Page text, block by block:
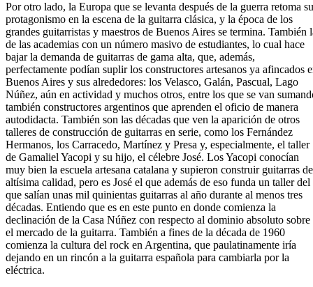
Por otro lado, la Europa que se levanta después de la guerra retoma su
protagonismo en la escena de la guitarra clásica, y la época de los
grandes guitarristas y maestros de Buenos Aires se termina. También
de las academias con un número masivo de estudiantes, lo cual hace
bajar la demanda de guitarras de gama alta, que, además,
perfectamente podían suplir los constructores artesanos ya afincados
Buenos Aires y sus alrededores: los Velasco, Galán, Pascual, Lago
Núñez, aún en actividad y muchos otros, entre los que se van
también constructores argentinos que aprenden el oficio de manera
autodidacta. También son las décadas que ven la aparición de otros
talleres de construcción de guitarras en serie, como los Fernández
Hermanos, los Carracedo, Martínez y Presa y, especialmente, el taller
de Gamaliel Yacopi y su hijo, el célebre José. Los Yacopi conocían
muy bien la escuela artesana catalana y supieron construir guitarras de
altísima calidad, pero es José el que además de eso funda un taller del
que salían unas mil quinientas guitarras al año durante al menos tres
décadas. Entiendo que es en este punto en donde comienza la
declinación de la Casa Núñez con respecto al dominio absoluto sobre
el mercado de la guitarra. También a fines de la década de 1960
comienza la cultura del rock en Argentina, que paulatinamente iría
dejando en un rincón a la guitarra española para cambiarla por la
eléctrica.